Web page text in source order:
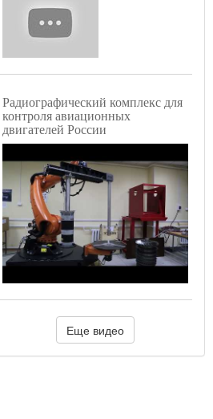
Радиографический комплекс для
контроля авиационных
двигателей России
Еще видео